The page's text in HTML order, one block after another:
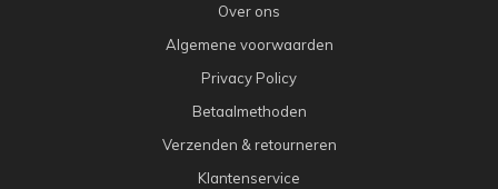
Over ons
Algemene voorwaarden
Privacy Policy
Betaalmethoden
Verzenden & retourneren
Klantenservice